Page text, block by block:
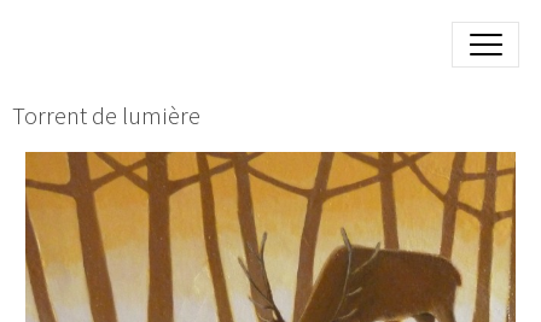
Torrent de lumière